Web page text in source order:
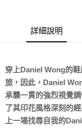
運送方式
每筆NT$80，滿
宅配(外島)
每筆NT$120，滿
詳細說明
穿上Daniel Wong的
旅，因此，Daniel
承襲一貫的強烈視覺
了其印花風格深刻的
上一場找尋自我的